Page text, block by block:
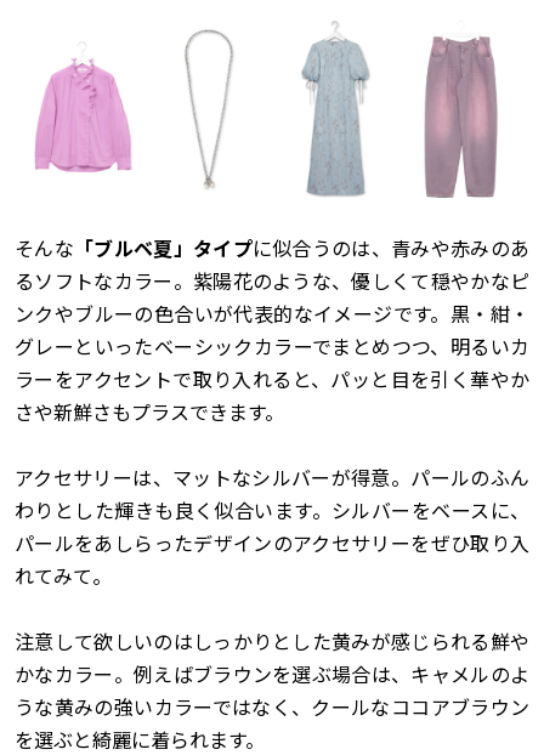
そんな 「ブルベ夏」タイプに似合うのは、青みや赤みのあ
るソフトなカラー。紫陽花のような、優しくて穏やかなピ
ンクやブルーの色合いが代表的なイメージです。黒・紺・
グレーといったベーシックカラーでまとめつつ、明るいカ
ラーをアクセントで取り入れると、パッと目を引く華やか
さや新鮮さもプラスできます。
アクセサリーは、マットなシルバーが得意。パールのふん
わりとした輝きも良く似合います。シルバーをベースに、
パールをあしらったデザインのアクセサリーをぜひ取り入
れてみて。
注意して欲しいのはしっかりとした黄みが感じられる鮮や
かなカラー。例えばブラウンを選ぶ場合は、キャメルのよ
うな黄みの強いカラーではなく、クールなココアブラウン
を選ぶと綺麗に着られます。